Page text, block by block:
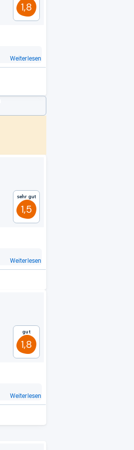
1,8
Weiterlesen
Sehr gut
1,5
Weiterlesen
Gut
1,8
Weiterlesen